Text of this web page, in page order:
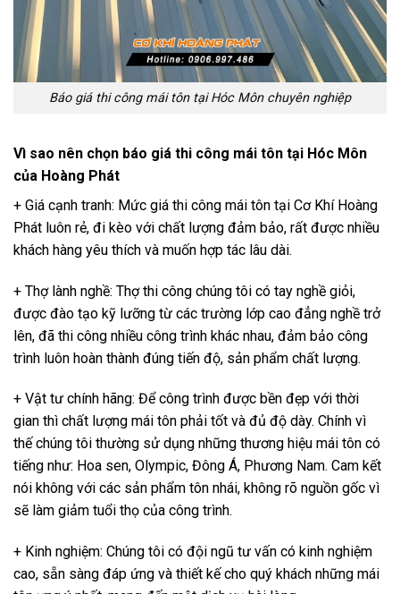
Báo giá thi công mái tôn tại Hóc Môn chuyên nghiệp
Vì sao nên chọn báo giá thi công mái tôn tại Hóc Môn
của Hoàng Phát
+ Giá cạnh tranh: Mức giá thi công mái tôn tại Cơ Khí Hoàng
Phát luôn rẻ, đi kèo với chất lượng đảm bảo, rất được nhiều
khách hàng yêu thích và muốn hợp tác lâu dài.
+ Thợ lành nghề: Thợ thi công chúng tôi có tay nghề giỏi,
được đào tạo kỹ lưỡng từ các trường lớp cao đẳng nghề trở
lên, đã thi công nhiều công trình khác nhau, đảm bảo công
trình luôn hoàn thành đúng tiến độ, sản phẩm chất lượng.
+ Vật tư chính hãng: Để công trình được bền đẹp với thời
gian thì chất lượng mái tôn phải tốt và đủ độ dày. Chính vì
thế chúng tôi thường sử dụng những thương hiệu mái tôn có
tiếng như: Hoa sen, Olympic, Đông Á, Phương Nam. Cam kết
nói không với các sản phẩm tôn nhái, không rõ nguồn gốc vì
sẽ làm giảm tuổi thọ của công trình.
+ Kinh nghiệm: Chúng tôi có đội ngũ tư vấn có kinh nghiệm
cao, sẵn sàng đáp ứng và thiết kế cho quý khách những mái